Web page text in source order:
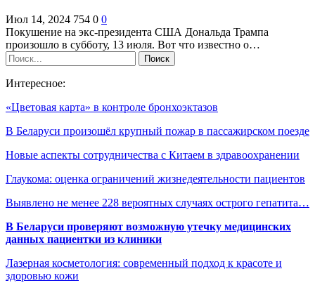
Июл 14, 2024 754 0 0
Покушение на экс-президента США Дональда Трампа
произошло в субботу, 13 июля. Вот что известно о…
Интересное:
«Цветовая карта» в контроле бронхоэктазов
В Беларуси произошёл крупный пожар в пассажирском поезде
Новые аспекты сотрудничества с Китаем в здравоохранении
Глаукома: оценка ограничений жизнедеятельности пациентов
Выявлено не менее 228 вероятных случаях острого гепатита…
В Беларуси проверяют возможную утечку медицинских
данных пациентки из клиники
Лазерная косметология: современный подход к красоте и
здоровью кожи